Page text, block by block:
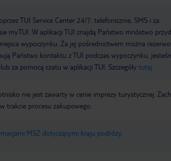
TUI Service Center 24/7: telefonicznie, SMS i za
myTUI. W aplikacji TUI znajdą Państwo mnóstwo
wypoczynku. Za jej pośrednictwem można
Państwo kontaktu z TUI podczas wypoczynku,
za pomocą czatu w aplikacji TUI. Szczegóły tutaj
nie jest zawarty w cenie imprezy turystycznej.
trakcie procesu zakupowego.
MSZ dotyczącymi kraju podróży.